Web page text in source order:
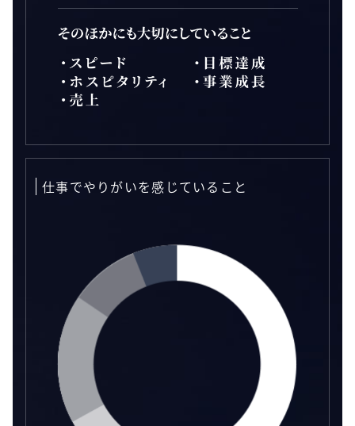
仕事でやりがいを感じていること